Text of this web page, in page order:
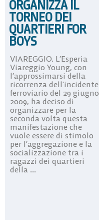
ORGANIZZA IL
TORNEO DEI
QUARTIERI FOR
BOYS
VIAREGGIO. L’Esperia
Viareggio Young, con
l’approssimarsi della
ricorrenza dell’incidente
ferroviario del 29 giugno
2009, ha deciso di
organizzare per la
seconda volta questa
manifestazione che
vuole essere di stimolo
per l’aggregazione e la
socializzazione tra i
ragazzi dei quartieri
della ...